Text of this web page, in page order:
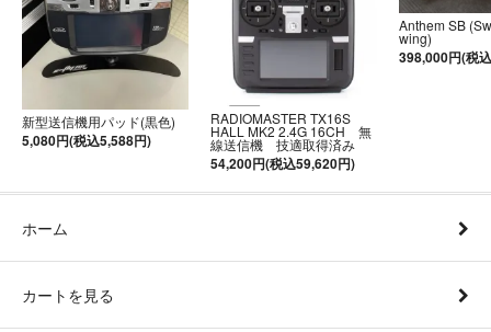
新型送信機用パッド(黒色)
5,080円(税込5,588円)
RADIOMASTER TX16S
HALL MK2 2.4G 16CH 無
線送信機 技適取得済み
54,200円(税込59,620円)
Anthem SB
wing)
398,000円(税
ホーム
カートを見る